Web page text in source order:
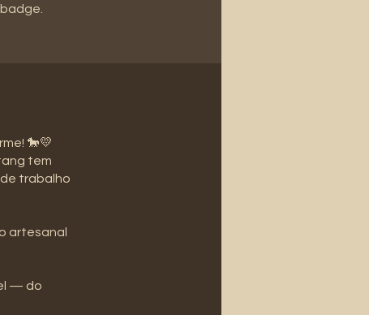
🐎💛
tem
trabalho
artesanal
— do